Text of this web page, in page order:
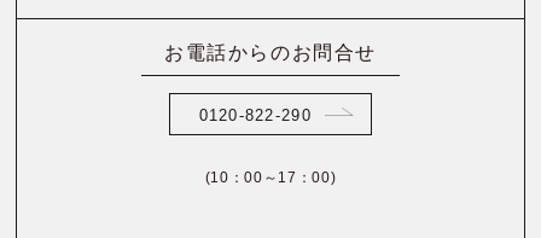
お電話からのお問合せ
0120-822-290
(10：00～17：00)